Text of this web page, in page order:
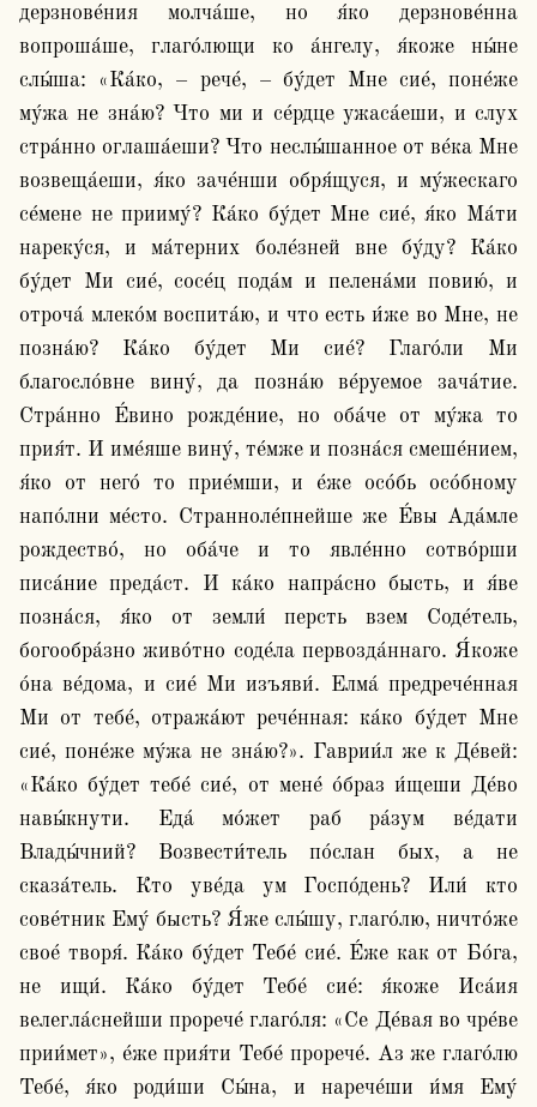
дерзнове́ния молча́ше, но я́ко дерзнове́нна
вопроша́ше, глаго́лющи ко а́нгелу, я́коже ны́не
слы́ша: «Ка́ко, – рече́, – бу́дет Мне сие́, поне́же
му́жа не зна́ю? Что ми и се́рдце ужаса́еши, и слух
стра́нно оглаша́еши? Что неслы́шанное от ве́ка Мне
возвеща́еши, я́ко заче́нши обря́щуся, и му́жескаго
се́мене не прииму́? Ка́ко бу́дет Мне сие́, я́ко Ма́ти
нареку́ся, и ма́терних боле́зней вне бу́ду? Ка́ко
бу́дет Ми сие́, сосе́ц пода́м и пелена́ми повию́, и
отроча́ млеко́м воспита́ю, и что есть и́же во Мне, не
позна́ю? Ка́ко бу́дет Ми сие́? Глаго́ли Ми
благосло́вне вину́, да позна́ю ве́руемое зача́тие.
Стра́нно Е́вино рожде́ние, но оба́че от му́жа то
прия́т. И име́яше вину́, те́мже и позна́ся смеше́нием,
я́ко от него́ то прие́мши, и е́же осо́бь осо́бному
напо́лни ме́сто. Странноле́пнейше же Е́вы Ада́мле
рождество́, но оба́че и то явле́нно сотво́рши
писа́ние преда́ст. И ка́ко напра́сно бысть, и я́ве
позна́ся, я́ко от земли́ персть взем Соде́тель,
богообра́зно живо́тно соде́ла первозда́ннаго. Я́коже
о́на ве́дома, и сие́ Ми изъяви́. Елма́ предрече́нная
Ми от тебе́, отража́ют рече́нная: ка́ко бу́дет Мне
сие́, поне́же му́жа не зна́ю?». Гаврии́л же к Де́вей:
«Ка́ко бу́дет тебе́ сие́, от мене́ о́браз и́щеши Де́во
навы́кнути. Еда́ мо́жет раб ра́зум ве́дати
Влады́чний? Возвести́тель по́слан бых, а не
сказа́тель. Кто уве́да ум Госпо́день? Или́ кто
сове́тник Ему́ бысть? Я́же слы́шу, глаго́лю, ничто́же
свое́ творя́. Ка́ко бу́дет Тебе́ сие́. Е́же как от Бо́га,
не ищи́. Ка́ко бу́дет Тебе́ сие́: я́коже Иса́ия
велегла́снейши прорече́ глаго́ля: «Се Де́вая во чре́ве
прии́мет», е́же прия́ти Тебе́ прорече́. Аз же глаго́лю
Тебе́, я́ко роди́ши Сы́на, и нарече́ши и́мя Ему́